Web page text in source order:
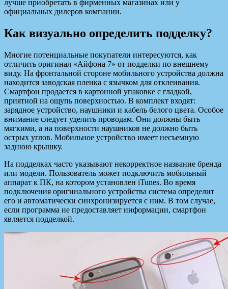
лучше приобретать в фирменных магазинах или у
официальных дилеров компании.
Как визуально определить подделку?
Многие потенциальные покупатели интересуются, как
отличить оригинал «Айфона 7» от подделки по внешнему
виду. На фронтальной стороне мобильного устройства должна
находится заводская пленка с язычком для отклеивания.
Смартфон продается в картонной упаковке с гладкой,
приятной на ощупь поверхностью. В комплект входят:
зарядное устройство, наушники и кабель белого цвета. Особое
внимание следует уделить проводам. Они должны быть
мягкими, а на поверхности наушников не должно быть
острых углов. Мобильное устройство имеет несъемную
заднюю крышку.
На подделках часто указывают некорректное название бренда
или модели. Пользователь может подключить мобильный
аппарат к ПК, на котором установлен iTunes. Во время
подключения оригинального устройства система определит
его и автоматически синхронизируется с ним. В том случае,
если программа не предоставляет информации, смартфон
является подделкой.